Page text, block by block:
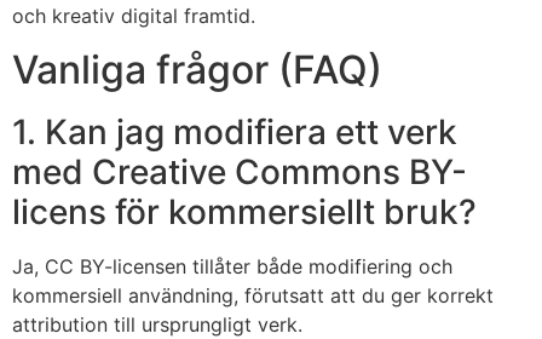
och kreativ digital framtid.
Vanliga frågor (FAQ)
1. Kan jag modifiera ett verk
med Creative Commons BY-
licens för kommersiellt bruk?
Ja, CC BY-licensen tillåter både modifiering och
kommersiell användning, förutsatt att du ger korrekt
attribution till ursprungligt verk.